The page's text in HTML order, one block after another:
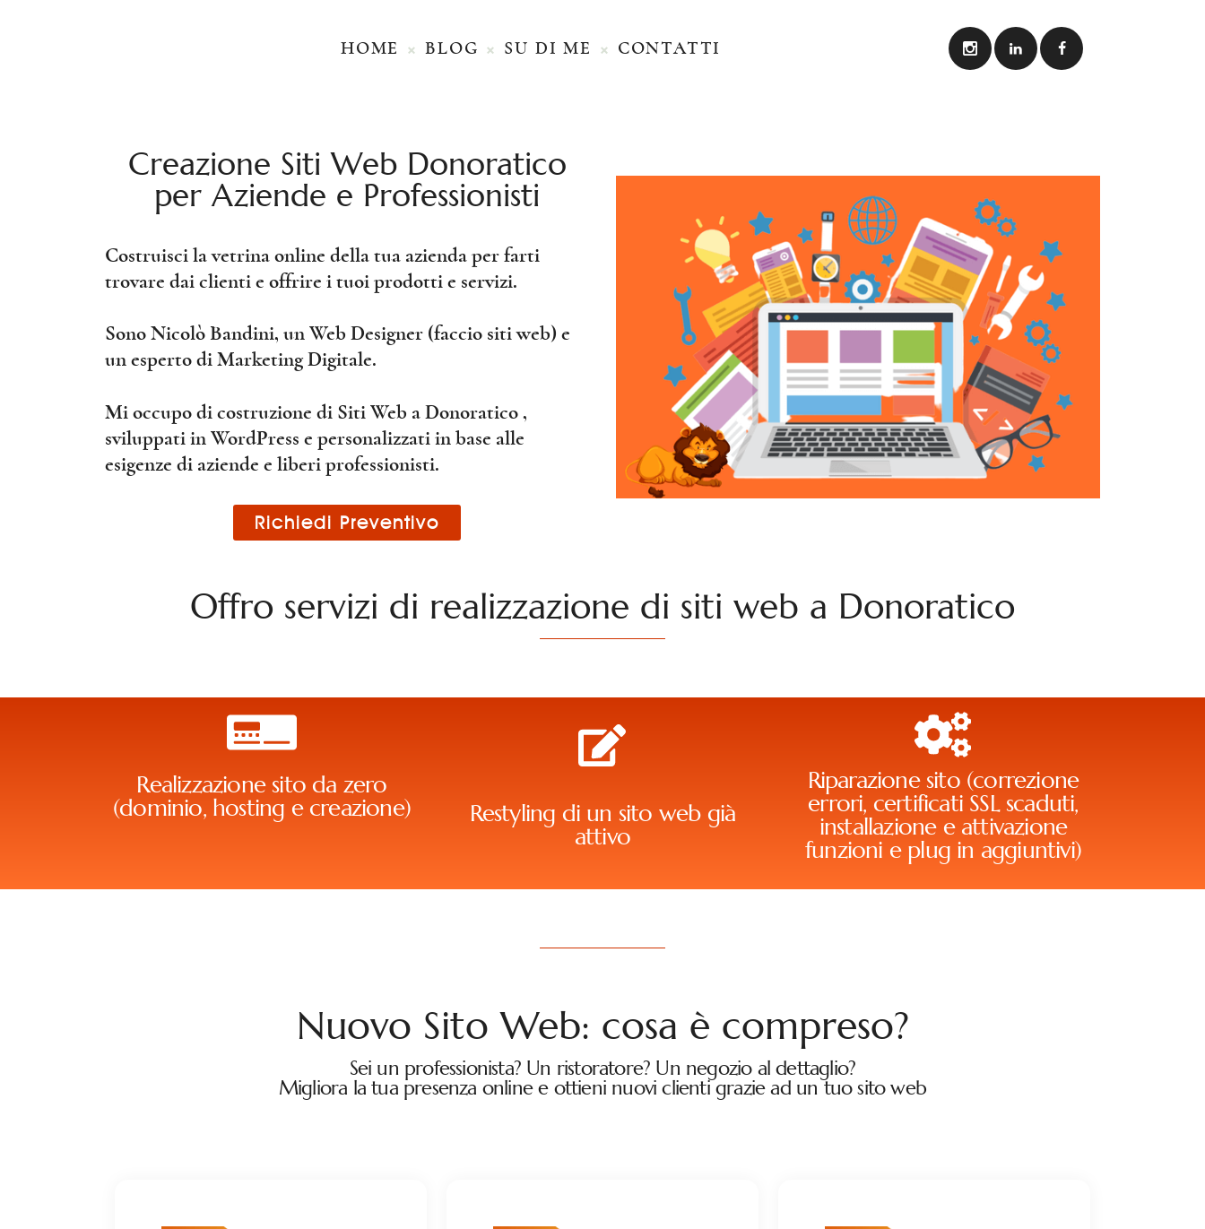
HOME BLOG SU DI ME CONTATTI
Blog
Creazione Siti Web Donoratico
per Aziende e Professionisti
Costruisci la vetrina online della tua azienda per farti
trovare dai clienti e offrire i tuoi prodotti e servizi.
Sono Nicolò Bandini, un Web Designer (faccio siti web) e
un esperto di Marketing Digitale.
Mi occupo di costruzione di Siti Web a Donoratico ,
sviluppati in WordPress e personalizzati in base alle
esigenze di aziende e liberi professionisti.
Richiedi Preventivo
Offro servizi di realizzazione di siti web a Donoratico
Realizzazione sito da zero
(dominio, hosting e creazione) Restyling di un sito web già
attivo
Riparazione sito (correzione
errori, certificati SSL scaduti,
installazione e attivazione
funzioni e plug in aggiuntivi)
Nuovo Sito Web: cosa è compreso?
Sei un professionista? Un ristoratore? Un negozio al dettaglio?
Migliora la tua presenza online e ottieni nuovi clienti grazie ad un tuo sito web